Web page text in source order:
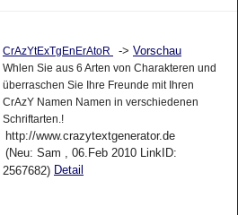
CrAzYtExTgEnErAtoR -> Vorschau
Whlen Sie aus 6 Arten von Charakteren und
überraschen Sie Ihre Freunde mit Ihren
CrAzY Namen Namen in verschiedenen
Schriftarten.!
http://www.crazytextgenerator.de
(Neu: Sam , 06.Feb 2010 LinkID:
2567682) Detail